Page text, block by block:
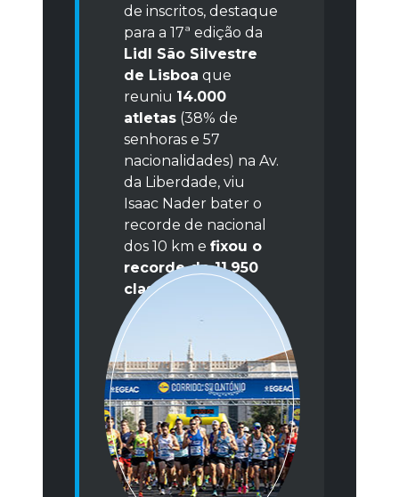
de inscritos, destaque
para a 17ª edição da
Lidl São Silvestre
de Lisboa que
reuniu 14.000
atletas(38% de
senhoras e 57
nacionalidades) na Av.
da Liberdade, viu
Isaac Nader bater o
recorde de nacional
dos 10 km e fixou o
recorde de 11.950
classificados